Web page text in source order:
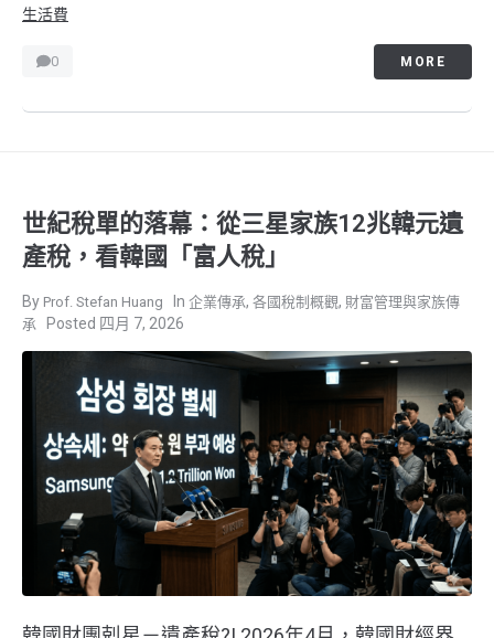
生活費
0 MORE
世紀稅單的落幕：從三星家族12兆韓元遺
產稅，看韓國「富人稅」
Prof. Stefan Huang 企業傳承, 各國稅制概觀, 財富管理與家族傳
承
四月 7, 2026